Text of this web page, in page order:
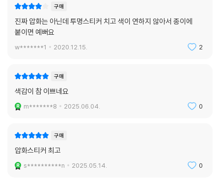
구매
진짜 압화는 아닌데 투명스티커 치고 색이 연하지 않아서 종이에
붙이면 예뻐요
w*******1 2020.12.15. 2
구매
색감이 참 이쁘네요
m*******8 2025.06.04. 0
구매
압화스티커 최고
s**********n 2025.05.14. 0